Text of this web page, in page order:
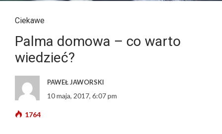
Ciekawe
Palma domowa – co warto
wiedzieć?
PAWEŁ JAWORSKI
10 maja, 2017, 6:07 pm
1764